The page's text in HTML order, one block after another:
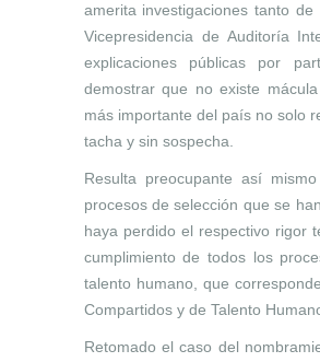
amerita investigaciones tanto
Vicepresidencia de Auditoría
explicaciones públicas por
demostrar que no existe
más importante del país no solo
tacha y sin sospecha.
Resulta preocupante así
procesos de selección que se
haya perdido el respectivo rigor
cumplimiento de todos los
talento humano, que
Compartidos y de Talento
Retomado el caso del